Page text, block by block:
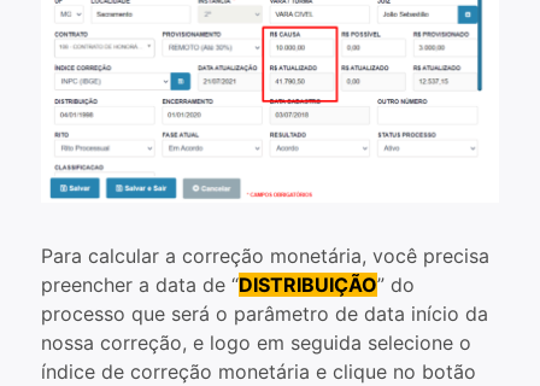
Para calcular a correção monetária, você precisa
preencher a data de “DISTRIBUIÇÃO” do
processo que será o parâmetro de data início da
nossa correção, e logo em seguida selecione o
índice de correção monetária e clique no botão